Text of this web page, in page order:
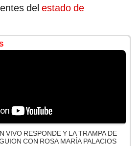
del estado de
VIVO RESPONDE Y LA TRAMPA DE
CON ROSA MARÍA PALACIOS